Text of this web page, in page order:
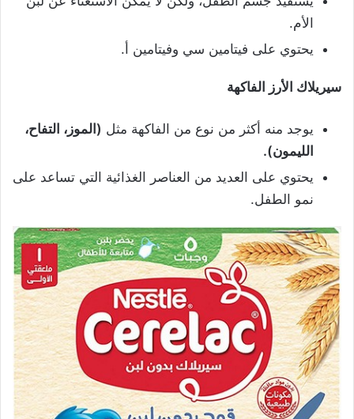
الأم.
يحتوي على فيتامين سي وفيتامين أ.
سيريلاك الأرز الفاكهة
يوجد منه أكثر من نوع من الفاكهة مثل (الموز، التفاح،
الليمون).
يحتوي على العديد من العناصر الغذائية التي تساعد على
نمو الطفل.